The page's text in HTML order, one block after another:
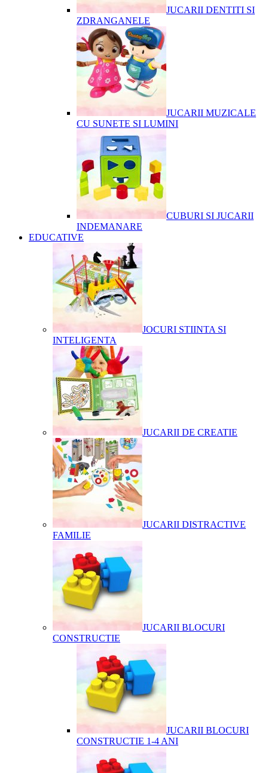
JUCARII DENTITI SI
ZDRANGANELE
JUCARII MUZICALE
CU SUNETE SI LUMINI
CUBURI SI JUCARII
INDEMANARE
EDUCATIVE
JOCURI STIINTA SI
INTELIGENTA
JUCARII DE CREATIE
JUCARII DISTRACTIVE
FAMILIE
JUCARII BLOCURI
CONSTRUCTIE
JUCARII BLOCURI
CONSTRUCTIE 1-4 ANI